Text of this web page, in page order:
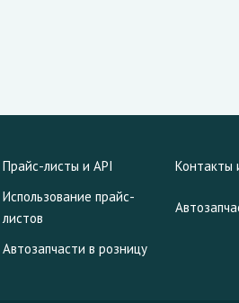
Прайс-листы и API Контакты
Использование прайс-
листов
Автозапчасти в розницу